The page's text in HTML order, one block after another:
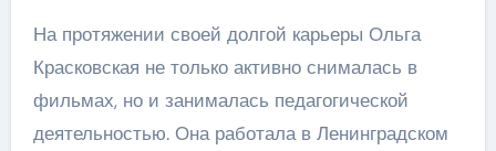
На протяжении своей долгой карьеры Ольга
Красковская не только активно снималась в
фильмах, но и занималась педагогической
деятельностью. Она работала в Ленинградском